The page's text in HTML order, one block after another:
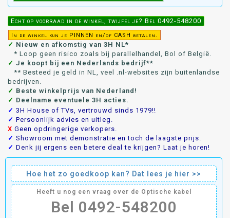
Echt op voorraad in de winkel, twijfel je? Bel 0492-548200
In de winkel kun je PINNEN en/of CASH betalen.
✓ Nieuw en afkomstig van 3H NL*
* Loop geen risico zoals bij parallelhandel, Bol of België.
✓ Je koopt bij een Nederlands bedrijf**
** Besteed je geld in NL, veel .nl-websites zijn buitenlandse
bedrijven.
✓ Beste winkelprijs van Nederland!
✓ Deelname eventuele 3H acties.
✓ 3H House of TVs, vertrouwd sinds 1979!!
✓ Persoonlijk advies en uitleg.
X Geen opdringerige verkopers.
✓ Showroom met demonstratie en toch de laagste prijs.
✓ Denk jij ergens een betere deal te krijgen? Laat je horen!
Hoe het zo goedkoop kan? Dat lees je hier >>
Heeft u nog een vraag over de Optische kabel
Bel 0492-548200